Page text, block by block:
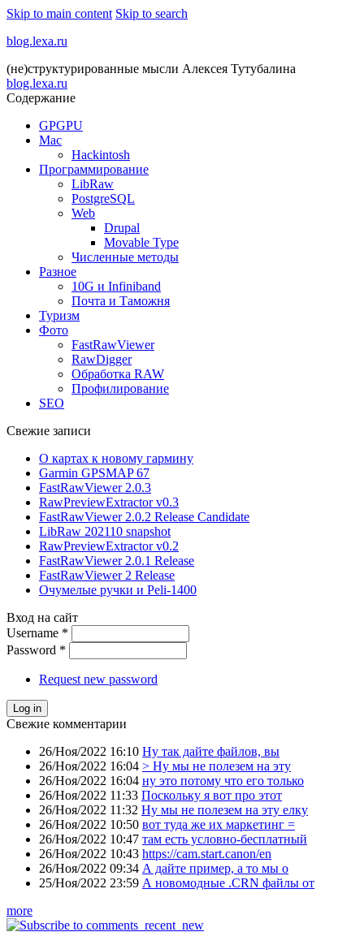
Skip to main content Skip to search
blog.lexa.ru
(не)структурированные мысли Алексея Тутубалина
blog.lexa.ru
Содержание
GPGPU
Mac
Hackintosh
Программирование
LibRaw
PostgreSQL
Web
Drupal
Movable Type
Численные методы
Разное
10G и Infiniband
Почта и Таможня
Туризм
Фото
FastRawViewer
RawDigger
Обработка RAW
Профилирование
SEO
Свежие записи
О картах к новому гармину
Garmin GPSMAP 67
FastRawViewer 2.0.3
RawPreviewExtractor v0.3
FastRawViewer 2.0.2 Release Candidate
LibRaw 202110 snapshot
RawPreviewExtractor v0.2
FastRawViewer 2.0.1 Release
FastRawViewer 2 Release
Очумелые ручки и Peli-1400
Вход на сайт
Username *
Password *
Request new password
Свежие комментарии
26/Ноя/2022 16:10 Ну так дайте файлов, вы
26/Ноя/2022 16:04 > Ну мы не полезем на эту
26/Ноя/2022 16:04 ну это потому что его только
26/Ноя/2022 11:33 Поскольку я вот про этот
26/Ноя/2022 11:32 Ну мы не полезем на эту елку
26/Ноя/2022 10:50 вот туда же их маркетинг =
26/Ноя/2022 10:47 там есть условно-бесплатный
26/Ноя/2022 10:43 https://cam.start.canon/en
26/Ноя/2022 09:34 А дайте пример, а то мы о
25/Ноя/2022 23:59 А новомодные .CRN файлы от
more